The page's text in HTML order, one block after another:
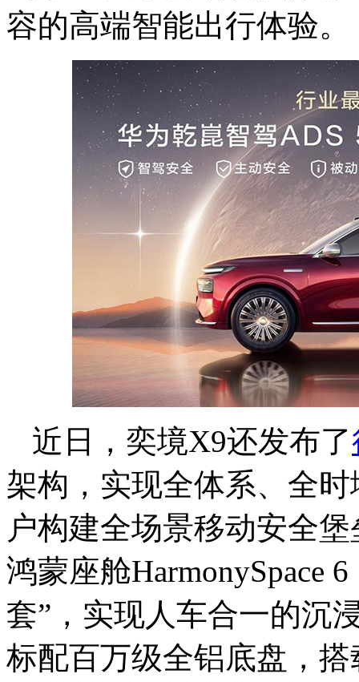
容的高端智能出行体验。
近日，奕境X9还发布了
架构，实现全体系、全
户构建全场景移动安全
鸿蒙座舱HarmonySpace
套”，实现人车合一的沉
标配百万级全铝底盘，